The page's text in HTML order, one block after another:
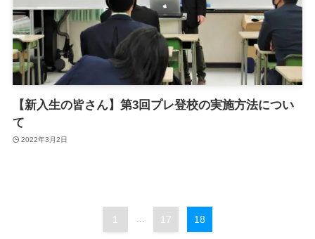
【新入生の皆さん】第3回プレ登校の実施方法につい
て
2022年3月2日
1 ... 17 18